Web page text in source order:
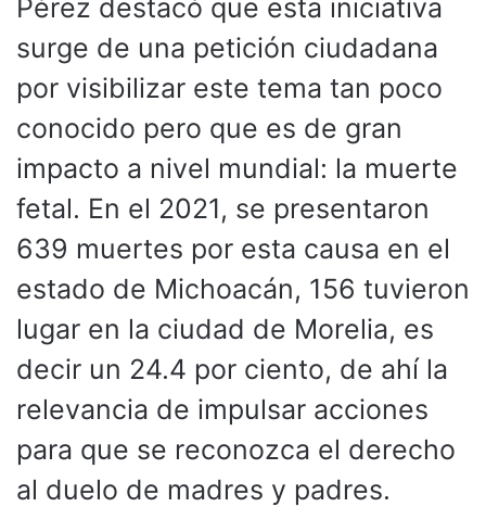
Pérez destacó que esta iniciativa
surge de una petición ciudadana
por visibilizar este tema tan poco
conocido pero que es de gran
impacto a nivel mundial: la muerte
fetal. En el 2021, se presentaron
639 muertes por esta causa en el
estado de Michoacán, 156 tuvieron
lugar en la ciudad de Morelia, es
decir un 24.4 por ciento, de ahí la
relevancia de impulsar acciones
para que se reconozca el derecho
al duelo de madres y padres.